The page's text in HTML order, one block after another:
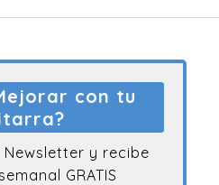
con tu
y recibe
GRATIS